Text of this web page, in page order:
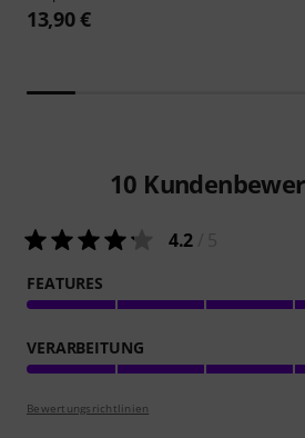
13,90 €
10
4.2
FEATURES
VERARBEITUNG
Bewertungsrichtlinien